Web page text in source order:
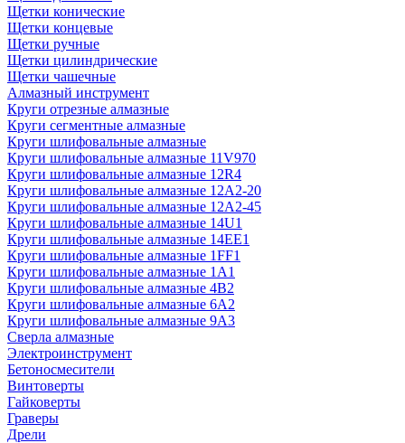
Щетки конические
Щетки концевые
Щетки ручные
Щетки цилиндрические
Щетки чашечные
Алмазный инструмент
Круги отрезные алмазные
Круги сегментные алмазные
Круги шлифовальные алмазные
Круги шлифовальные алмазные 11V970
Круги шлифовальные алмазные 12R4
Круги шлифовальные алмазные 12А2-20
Круги шлифовальные алмазные 12А2-45
Круги шлифовальные алмазные 14U1
Круги шлифовальные алмазные 14ЕЕ1
Круги шлифовальные алмазные 1FF1
Круги шлифовальные алмазные 1А1
Круги шлифовальные алмазные 4В2
Круги шлифовальные алмазные 6A2
Круги шлифовальные алмазные 9А3
Сверла алмазные
Электроинструмент
Бетоносмесители
Винтоверты
Гайковерты
Граверы
Дрели